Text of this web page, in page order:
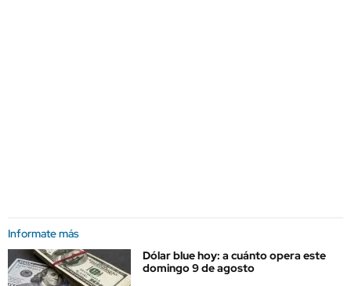
Informate más
Dólar blue hoy: a cuánto opera este
domingo 9 de agosto